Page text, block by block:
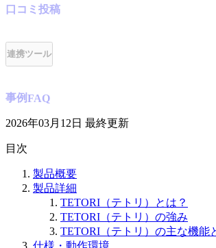
口コミ 投稿
連携ツール
事例FAQ
2026年03月12日 最終更新
目次
製品概要
製品詳細
TETORI（テトリ）とは？
TETORI（テトリ）の強み
TETORI（テトリ）の主な機